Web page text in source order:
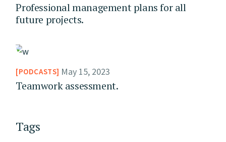
Professional management plans for all
future projects.
PODCASTS May 15, 2023
Teamwork assessment.
Tags